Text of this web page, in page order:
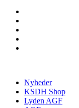
Nyheder
KSDH Shop
Lyden AGF